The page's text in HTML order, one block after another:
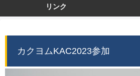
リンク
カクヨムKAC2023参加